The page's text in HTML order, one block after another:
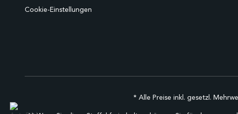
Cookie-Einstellungen
* Alle Preise inkl. gesetzl.